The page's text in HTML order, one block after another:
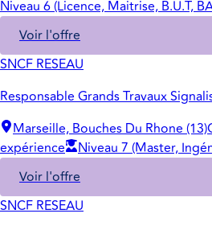
Niveau 6 (Licence, Maitrise, B.U.T,
Voir l'offre
SNCF RESEAU
Responsable Grands Travaux
Marseille, Bouches Du Rhone (13)
expérience
Niveau 7 (Master,
Voir l'offre
SNCF RESEAU